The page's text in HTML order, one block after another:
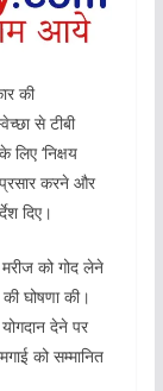
की
से टीबी
‘निक्षय
करने और
दिए।
को गोद लेने
घोषणा की।
देने पर
को सम्मानित